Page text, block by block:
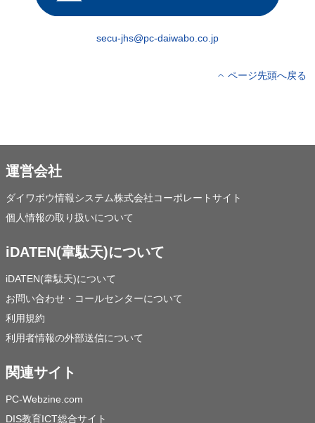
secu-jhs@pc-daiwabo.co.jp
ページ先頭へ戻る
運営会社
ダイワボウ情報システム株式会社コーポレートサイト
個人情報の取り扱いについて
iDATEN(韋駄天)について
iDATEN(韋駄天)について
お問い合わせ・コールセンターについて
利用規約
利用者情報の外部送信について
関連サイト
PC-Webzine.com
DIS教育ICT総合サイト